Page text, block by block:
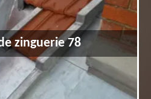
zinguerie 78